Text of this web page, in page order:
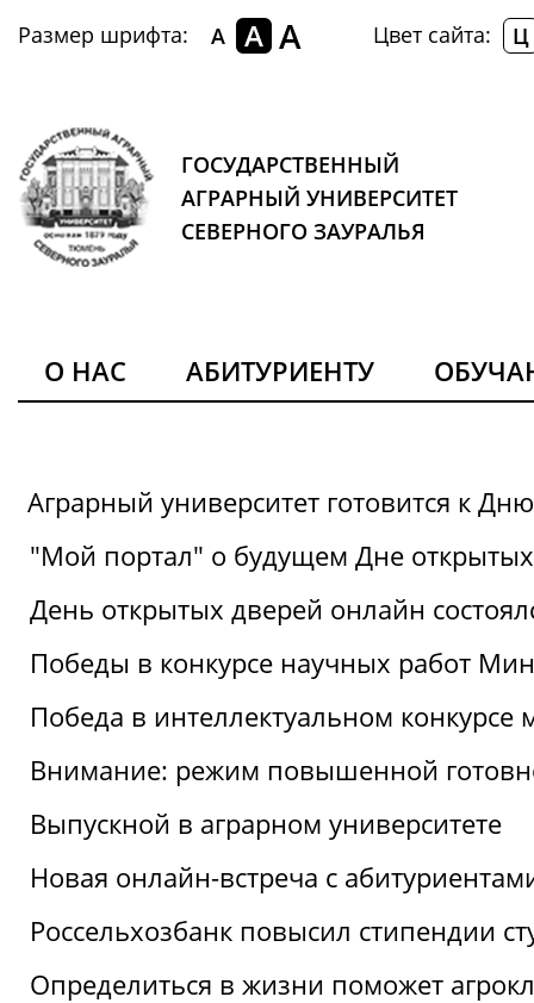
Размер шрифта: A A A Цвет сайта: Ц
ГОСУДАРСТВЕННЫЙ
АГРАРНЫЙ УНИВЕРСИТЕТ
СЕВЕРНОГО ЗАУРАЛЬЯ
О НАС АБИТУРИЕНТУ
Аграрный университет готовится к
"Мой портал" о будущем Дне
День открытых дверей онлайн
Победы в конкурсе научных работ
Победа в интеллектуальном конкурсе
Внимание: режим повышенной
Выпускной в аграрном университете
Новая онлайн-встреча с
Россельхозбанк повысил стипендии
Определиться в жизни поможет